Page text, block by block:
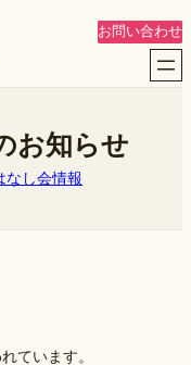
お問い合わせ
お知らせ
なし会情報
ています。